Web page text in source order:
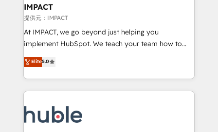
Integration templates that put HubSpot in the center
of your tech stack, syncing... 🛍️ Shopify or
WooCommerce 💲 Stripe or Paypal 💰 Sage or
Netsuite 🤖 Google or Microsoft ✍️ DocuSign or
the rare Advanced "Custom Integrations"
Accreditation, securely sync data across... 🔄 any
new HubSpot portal with Advanced Website and
CRM Migrations using our in-house "HubScrub" Tool.
IMPACT
提供元：IMPACT
At IMPACT, we go beyond just helping you
implement HubSpot. We teach your team how to
master it. As the creators of the Endless Customers
System™ (the next evolution of They Ask, You
Answer), we’re the only HubSpot partner built
entirely around coaching and training. That means
skills, processes, and internal team you need to
attract the right buyers, close deals faster, and grow
Elite5.0